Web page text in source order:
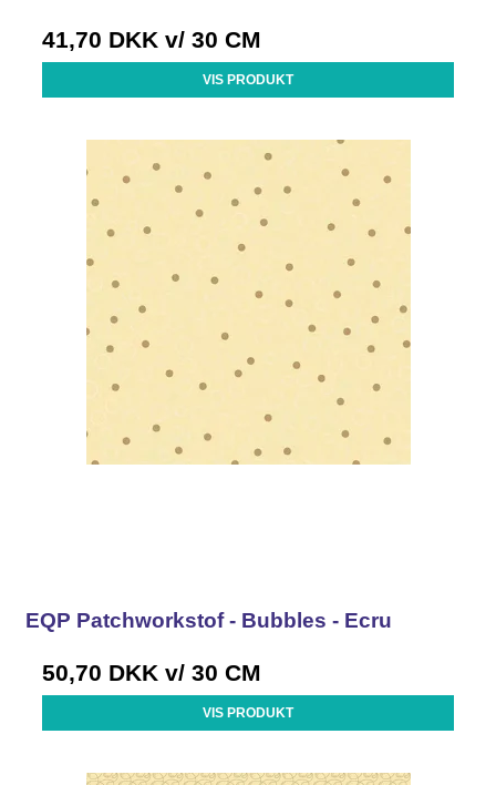
41,70 DKK v/ 30 CM
VIS PRODUKT
EQP Patchworkstof - Bubbles - Ecru
50,70 DKK v/ 30 CM
VIS PRODUKT